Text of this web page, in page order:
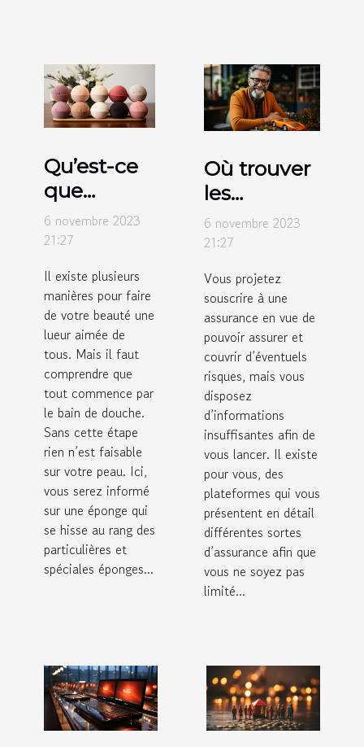
Qu’est-ce
que
l’éponge
konjac ?
6 novembre 2023
21:27
Il existe plusieurs
manières pour faire
de votre beauté une
lueur aimée de
tous. Mais il faut
comprendre que
tout commence par
le bain de douche.
Sans cette étape
rien n’est faisable
sur votre peau. Ici,
vous serez informé
sur une éponge qui
se hisse au rang des
particulières et
spéciales éponges...
Où trouver
les
différents
types
détaillés ?
6 novembre 2023
21:27
Vous projetez
souscrire à une
assurance en vue de
pouvoir assurer et
couvrir d’éventuels
risques, mais vous
disposez
d’informations
insuffisantes afin de
vous lancer. Il existe
pour vous, des
plateformes qui vous
présentent en détail
différentes sortes
d’assurance afin que
vous ne soyez pas
limité...